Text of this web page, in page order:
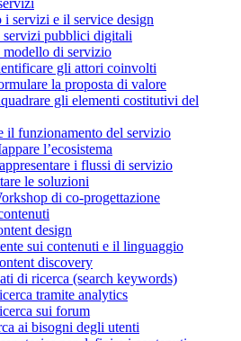
i servizi e il service design
servizi pubblici digitali
di servizio
gli attori coinvolti
la proposta di valore
gli elementi costitutivi del
il funzionamento del servizio
l’ecosistema
i flussi di servizio
le soluzioni
di co-progettazione
design
sui contenuti e il linguaggio
discovery
di ricerca (search keywords)
tramite analytics
sui forum
ai bisogni degli utenti